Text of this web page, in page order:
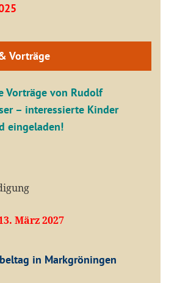
Vorträge
Vorträge von Rudolf
– interessierte Kinder
eingeladen!
März 2027
in Markgröningen